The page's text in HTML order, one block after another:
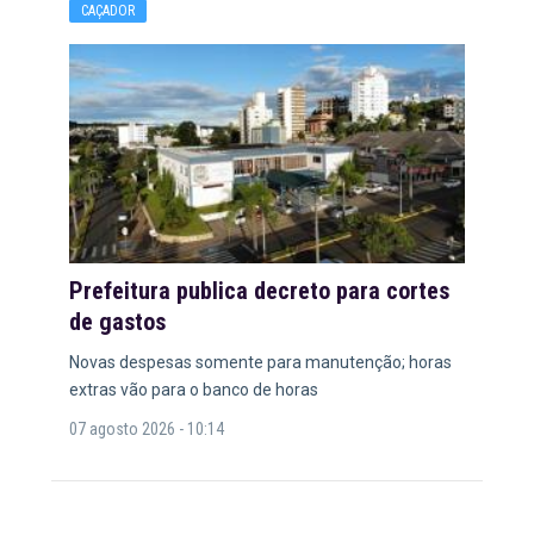
CAÇADOR
Prefeitura publica decreto para cortes
de gastos
Novas despesas somente para manutenção; horas
extras vão para o banco de horas
07 agosto 2026 - 10:14